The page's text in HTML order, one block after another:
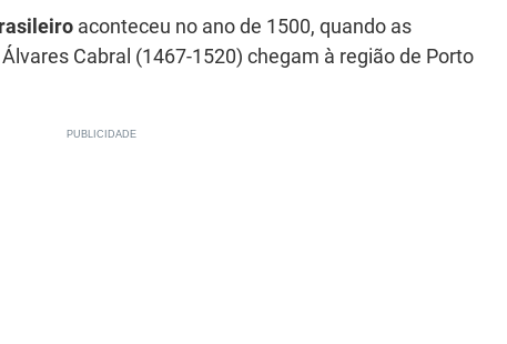
aconteceu no ano de 1500, quando as
Cabral (1467-1520) chegam à região de Porto